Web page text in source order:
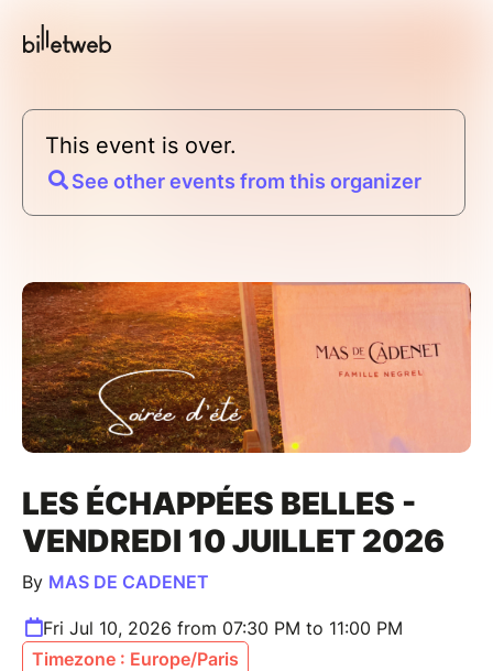
This event is over.
See other events from this organizer
LES ÉCHAPPÉES BELLES -
VENDREDI 10 JUILLET 2026
By MAS DE CADENET
Fri Jul 10, 2026 from 07:30 PM to 11:00 PM
Timezone : Europe/Paris